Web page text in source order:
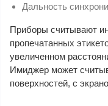
Дальность
Приборы считывают
пропечатанных
увеличенном
Имиджер может
поверхностей, с